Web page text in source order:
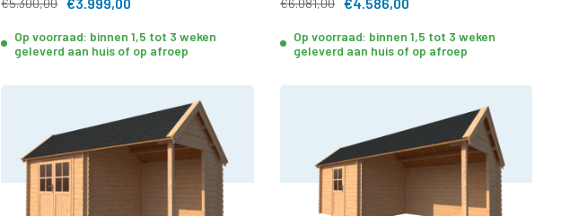
€5.300,00
Op voorraad: binnen 1,5 tot 3 weken
geleverd aan huis of op afroep
€6.081,00
Op voorraad: binnen 1,5 tot 3 weken
geleverd aan huis of op afroep